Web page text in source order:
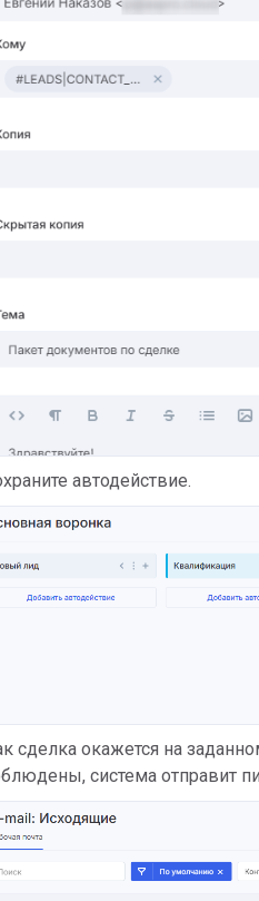
автодействие.
сделка окажется на
система отправит